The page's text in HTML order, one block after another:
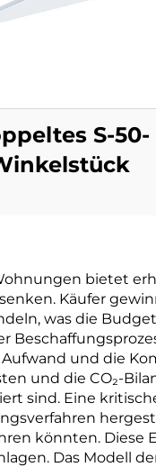
S-50-
bietet
Käufer
was die
und die
und die CO₂-
sind. Eine
könnten.
Das Modell